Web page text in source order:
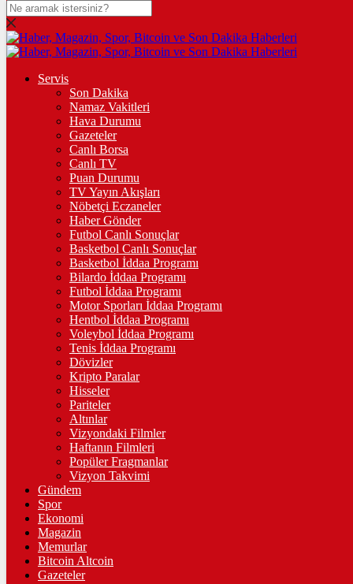
DOLAR
47,7038$% 0.15
% 0.35
STERLİN
% 0.41
GRAM ALTIN
%2,58
ÇEYREK ALTIN
10.909,00%2,60
TAM ALTIN
43.449,00%2,59
%2,51
%-0,14
฿%0.3
LİTECOİN
2191.18Ł%0.7
ETHEREUM
91538 Ξ%0.2
Servis
Son Dakika
Namaz Vakitleri
Hava Durumu
Gazeteler
Canlı Borsa
Canlı TV
Puan Durumu
TV Yayın Akışları
Nöbetçi Eczaneler
Haber Gönder
Futbol Canlı Sonuçlar
Basketbol Canlı Sonuçlar
Basketbol İddaa Programı
Bilardo İddaa Programı
Futbol İddaa Programı
Motor Sporları İddaa Programı
Hentbol İddaa Programı
Voleybol İddaa Programı
Tenis İddaa Programı
Dövizler
Kripto Paralar
Hisseler
Pariteler
Altınlar
Vizyondaki Filmler
Haftanın Filmleri
Popüler Fragmanlar
Vizyon Takvimi
Gündem
Spor
Ekonomi
Magazin
Memurlar
Bitcoin Altcoin
Gazeteler